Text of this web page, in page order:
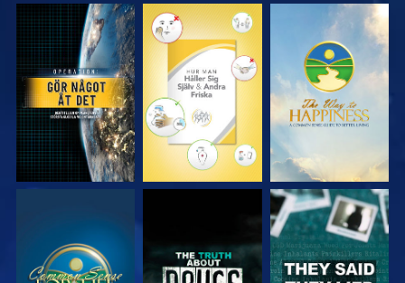
TITTA TITTA TITTA
TITTA TITTA TITTA